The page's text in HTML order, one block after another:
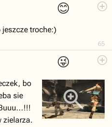
😊
65
troche:)
😜
bo
sie
zielarza.